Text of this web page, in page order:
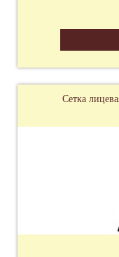
Сетка